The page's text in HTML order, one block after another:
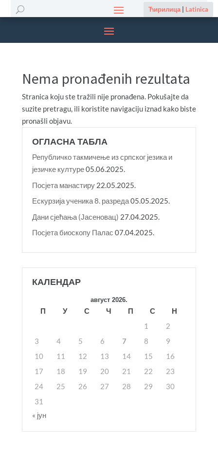
Ћирилица| Latinica
Nema pronađenih rezultata
Stranica koju ste tražili nije pronađena. Pokušajte da
suzite pretragu, ili koristite navigaciju iznad kako biste
pronašli objavu.
ОГЛАСНА ТАБЛА
Републичко такмичењe из српског језика и
језичке културе05.06.2025.
Посјета манастиру 22.05.2025.
Ескурзија ученика 8. разреда05.05.2025.
Дани сјећања (Јасеновац) 27.04.2025.
Посјета биоскопу Палас 07.04.2025.
КАЛЕНДАР
август 2026.
П У С Ч П С
Н
1
2
3
4 5 6 7 8
9
10
11 12 13 14 15
16
17
18 19 20 21 22
23
24
25 26 27 28 29
30
31
« јун